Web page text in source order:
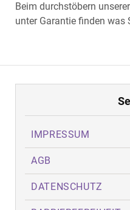
Beim durchstöbern
unter Garantie finden was
IMPRESSUM
AGB
DATENSCHUTZ